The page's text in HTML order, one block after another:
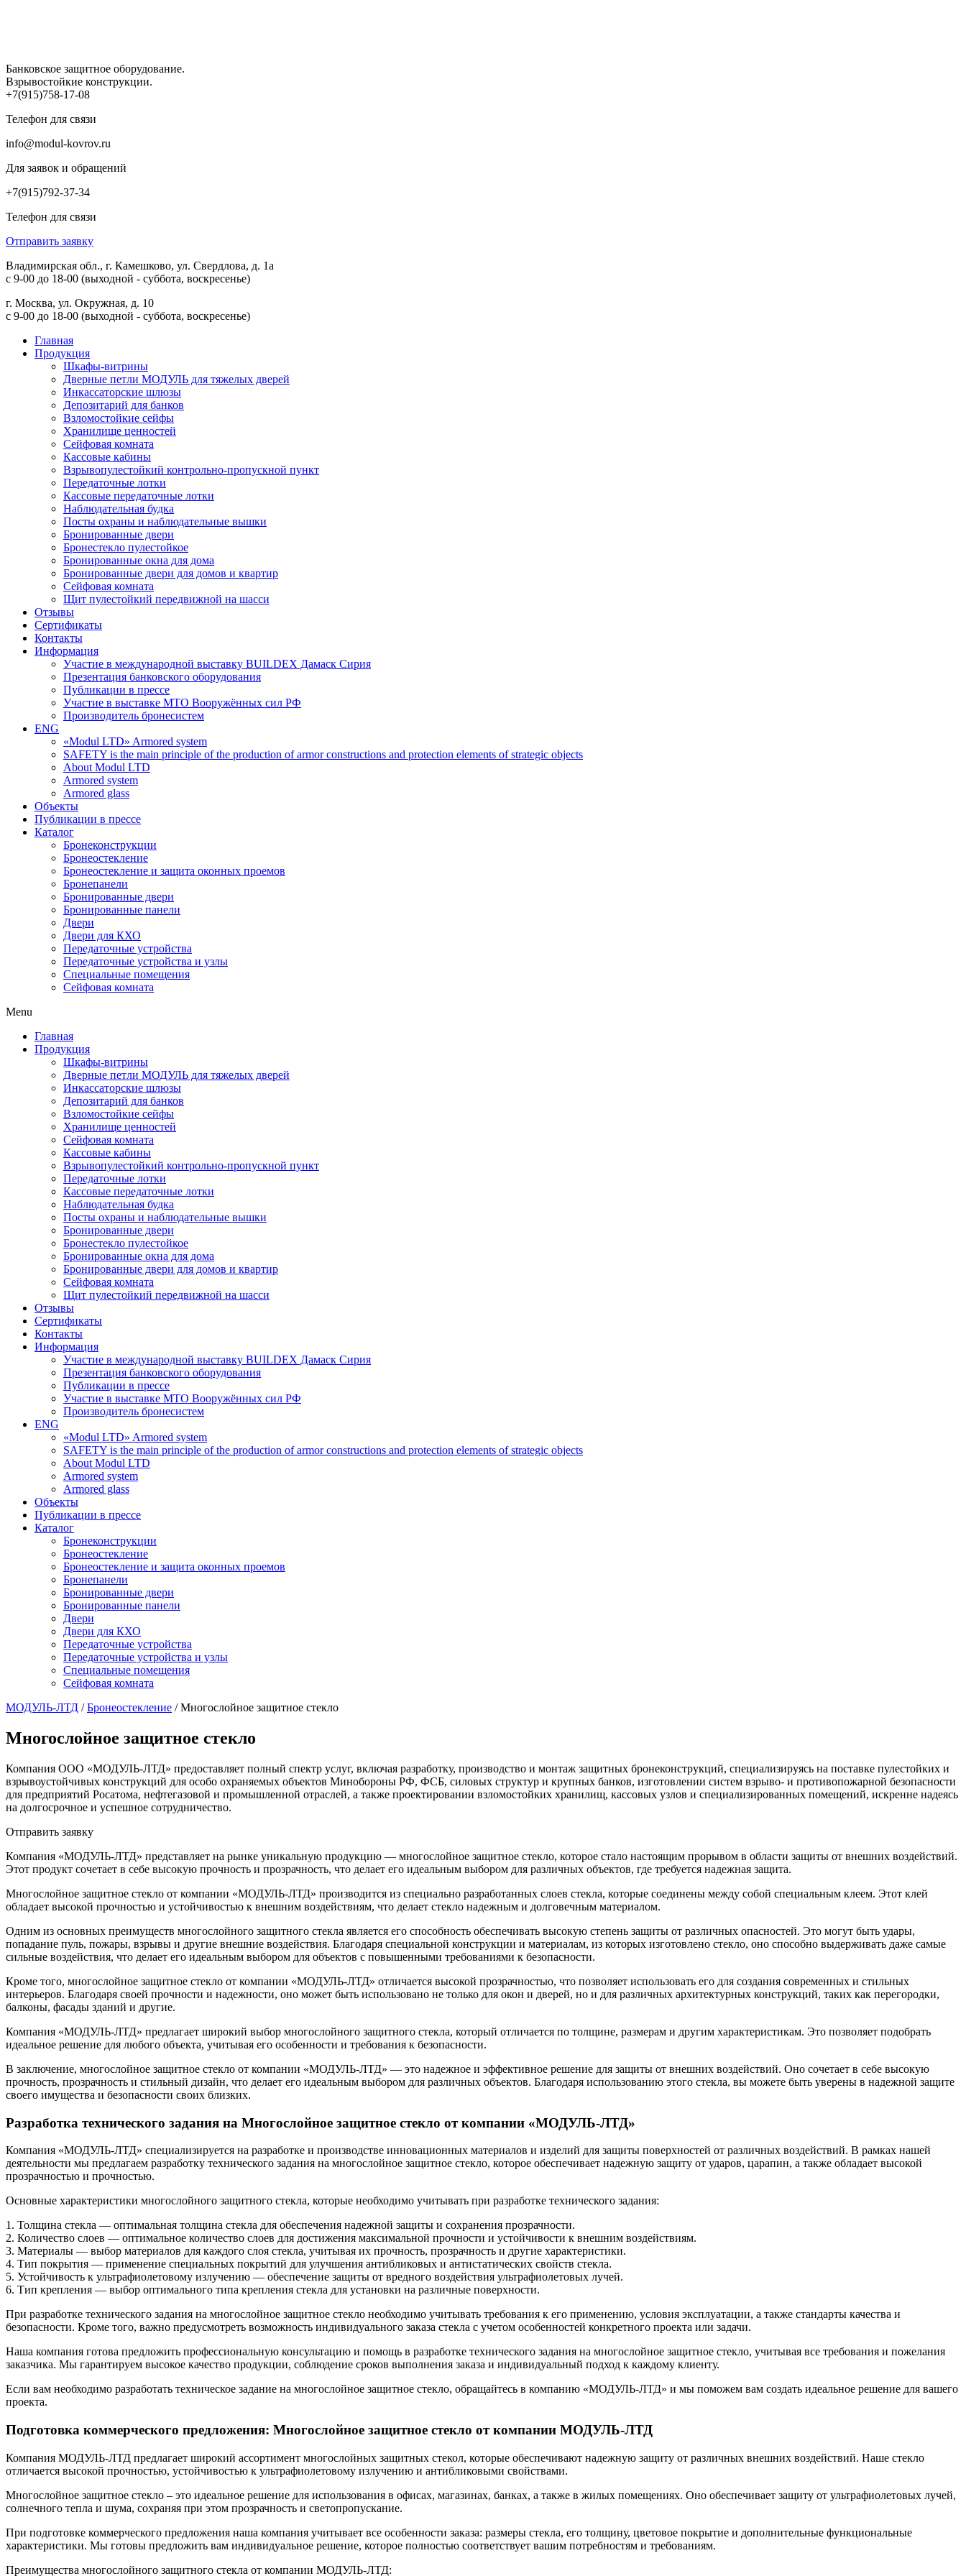
Банковское защитное оборудование.
Взрывостойкие конструкции.
+7(915)758-17-08
Телефон для связи
info@modul-kovrov.ru
Для заявок и обращений
+7(915)792-37-34
Телефон для связи
Отправить заявку
Владимирская обл., г. Камешково, ул. Свердлова, д. 1а
с 9-00 до 18-00 (выходной - суббота, воскресенье)
г. Москва, ул. Окружная, д. 10
с 9-00 до 18-00 (выходной - суббота, воскресенье)
Главная
Продукция
Шкафы-витрины
Дверные петли МОДУЛЬ для тяжелых дверей
Инкассаторские шлюзы
Депозитарий для банков
Взломостойкие сейфы
Хранилище ценностей
Сейфовая комната
Кассовые кабины
Взрывопулестойкий контрольно-пропускной пункт
Передаточные лотки
Кассовые передаточные лотки
Наблюдательная будка
Посты охраны и наблюдательные вышки
Бронированные двери
Бронестекло пулестойкое
Бронированные окна для дома
Бронированные двери для домов и квартир
Сейфовая комната
Щит пулестойкий передвижной на шасси
Отзывы
Сертификаты
Контакты
Информация
Участие в международной выставку BUILDEX Дамаск Сирия
Презентация банковского оборудования
Публикации в прессе
Участие в выставке МТО Вооружённых сил РФ
Производитель бронесистем
ENG
«Modul LTD» Armored system
SAFETY is the main principle of the production of armor constructions and protection elements of strategic objects
About Modul LTD
Armored system
Armored glass
Объекты
Публикации в прессе
Каталог
Бронеконструкции
Бронеостекление
Бронеостекление и защита оконных проемов
Бронепанели
Бронированные двери
Бронированные панели
Двери
Двери для КХО
Передаточные устройства
Передаточные устройства и узлы
Специальные помещения
Сейфовая комната
Menu
Главная
Продукция
Шкафы-витрины
Дверные петли МОДУЛЬ для тяжелых дверей
Инкассаторские шлюзы
Депозитарий для банков
Взломостойкие сейфы
Хранилище ценностей
Сейфовая комната
Кассовые кабины
Взрывопулестойкий контрольно-пропускной пункт
Передаточные лотки
Кассовые передаточные лотки
Наблюдательная будка
Посты охраны и наблюдательные вышки
Бронированные двери
Бронестекло пулестойкое
Бронированные окна для дома
Бронированные двери для домов и квартир
Сейфовая комната
Щит пулестойкий передвижной на шасси
Отзывы
Сертификаты
Контакты
Информация
Участие в международной выставку BUILDEX Дамаск Сирия
Презентация банковского оборудования
Публикации в прессе
Участие в выставке МТО Вооружённых сил РФ
Производитель бронесистем
ENG
«Modul LTD» Armored system
SAFETY is the main principle of the production of armor constructions and protection elements of strategic objects
About Modul LTD
Armored system
Armored glass
Объекты
Публикации в прессе
Каталог
Бронеконструкции
Бронеостекление
Бронеостекление и защита оконных проемов
Бронепанели
Бронированные двери
Бронированные панели
Двери
Двери для КХО
Передаточные устройства
Передаточные устройства и узлы
Специальные помещения
Сейфовая комната
МОДУЛЬ-ЛТД /Бронеостекление /Многослойное защитное стекло
Многослойное защитное стекло
Компания ООО «МОДУЛЬ-ЛТД» предоставляет полный спектр услуг, включая разработку, производство и монтаж защитных бронеконструкций, специализируясь на поставке пулестойких и
взрывоустойчивых конструкций для особо охраняемых объектов Минобороны РФ, ФСБ, силовых структур и крупных банков, изготовлении систем взрыво- и противопожарной безопасности
для предприятий Росатома, нефтегазовой и промышленной отраслей, а также проектировании взломостойких хранилищ, кассовых узлов и специализированных помещений, искренне надеясь
на долгосрочное и успешное сотрудничество.
Отправить заявку
Компания «МОДУЛЬ-ЛТД» представляет на рынке уникальную продукцию — многослойное защитное стекло, которое стало настоящим прорывом в области защиты от внешних воздействий.
Этот продукт сочетает в себе высокую прочность и прозрачность, что делает его идеальным выбором для различных объектов, где требуется надежная защита.
Многослойное защитное стекло от компании «МОДУЛЬ-ЛТД» производится из специально разработанных слоев стекла, которые соединены между собой специальным клеем. Этот клей
обладает высокой прочностью и устойчивостью к внешним воздействиям, что делает стекло надежным и долговечным материалом.
Одним из основных преимуществ многослойного защитного стекла является его способность обеспечивать высокую степень защиты от различных опасностей. Это могут быть удары,
попадание пуль, пожары, взрывы и другие внешние воздействия. Благодаря специальной конструкции и материалам, из которых изготовлено стекло, оно способно выдерживать даже самые
сильные воздействия, что делает его идеальным выбором для объектов с повышенными требованиями к безопасности.
Кроме того, многослойное защитное стекло от компании «МОДУЛЬ-ЛТД» отличается высокой прозрачностью, что позволяет использовать его для создания современных и стильных
интерьеров. Благодаря своей прочности и надежности, оно может быть использовано не только для окон и дверей, но и для различных архитектурных конструкций, таких как перегородки,
балконы, фасады зданий и другие.
Компания «МОДУЛЬ-ЛТД» предлагает широкий выбор многослойного защитного стекла, который отличается по толщине, размерам и другим характеристикам. Это позволяет подобрать
идеальное решение для любого объекта, учитывая его особенности и требования к безопасности.
В заключение, многослойное защитное стекло от компании «МОДУЛЬ-ЛТД» — это надежное и эффективное решение для защиты от внешних воздействий. Оно сочетает в себе высокую
прочность, прозрачность и стильный дизайн, что делает его идеальным выбором для различных объектов. Благодаря использованию этого стекла, вы можете быть уверены в надежной защите
своего имущества и безопасности своих близких.
Разработка технического задания на Многослойное защитное стекло от компании «МОДУЛЬ-ЛТД»
Компания «МОДУЛЬ-ЛТД» специализируется на разработке и производстве инновационных материалов и изделий для защиты поверхностей от различных воздействий. В рамках нашей
деятельности мы предлагаем разработку технического задания на многослойное защитное стекло, которое обеспечивает надежную защиту от ударов, царапин, а также обладает высокой
прозрачностью и прочностью.
Основные характеристики многослойного защитного стекла, которые необходимо учитывать при разработке технического задания:
1. Толщина стекла — оптимальная толщина стекла для обеспечения надежной защиты и сохранения прозрачности.
2. Количество слоев — оптимальное количество слоев для достижения максимальной прочности и устойчивости к внешним воздействиям.
3. Материалы — выбор материалов для каждого слоя стекла, учитывая их прочность, прозрачность и другие характеристики.
4. Тип покрытия — применение специальных покрытий для улучшения антибликовых и антистатических свойств стекла.
5. Устойчивость к ультрафиолетовому излучению — обеспечение защиты от вредного воздействия ультрафиолетовых лучей.
6. Тип крепления — выбор оптимального типа крепления стекла для установки на различные поверхности.
При разработке технического задания на многослойное защитное стекло необходимо учитывать требования к его применению, условия эксплуатации, а также стандарты качества и
безопасности. Кроме того, важно предусмотреть возможность индивидуального заказа стекла с учетом особенностей конкретного проекта или задачи.
Наша компания готова предложить профессиональную консультацию и помощь в разработке технического задания на многослойное защитное стекло, учитывая все требования и пожелания
заказчика. Мы гарантируем высокое качество продукции, соблюдение сроков выполнения заказа и индивидуальный подход к каждому клиенту.
Если вам необходимо разработать техническое задание на многослойное защитное стекло, обращайтесь в компанию «МОДУЛЬ-ЛТД» и мы поможем вам создать идеальное решение для вашего
проекта.
Подготовка коммерческого предложения: Многослойное защитное стекло от компании МОДУЛЬ-ЛТД
Компания МОДУЛЬ-ЛТД предлагает широкий ассортимент многослойных защитных стекол, которые обеспечивают надежную защиту от различных внешних воздействий. Наше стекло
отличается высокой прочностью, устойчивостью к ультрафиолетовому излучению и антибликовыми свойствами.
Многослойное защитное стекло – это идеальное решение для использования в офисах, магазинах, банках, а также в жилых помещениях. Оно обеспечивает защиту от ультрафиолетовых лучей,
солнечного тепла и шума, сохраняя при этом прозрачность и светопропускание.
При подготовке коммерческого предложения наша компания учитывает все особенности заказа: размеры стекла, его толщину, цветовое покрытие и дополнительные функциональные
характеристики. Мы готовы предложить вам индивидуальное решение, которое полностью соответствует вашим потребностям и требованиям.
Преимущества многослойного защитного стекла от компании МОДУЛЬ-ЛТД: